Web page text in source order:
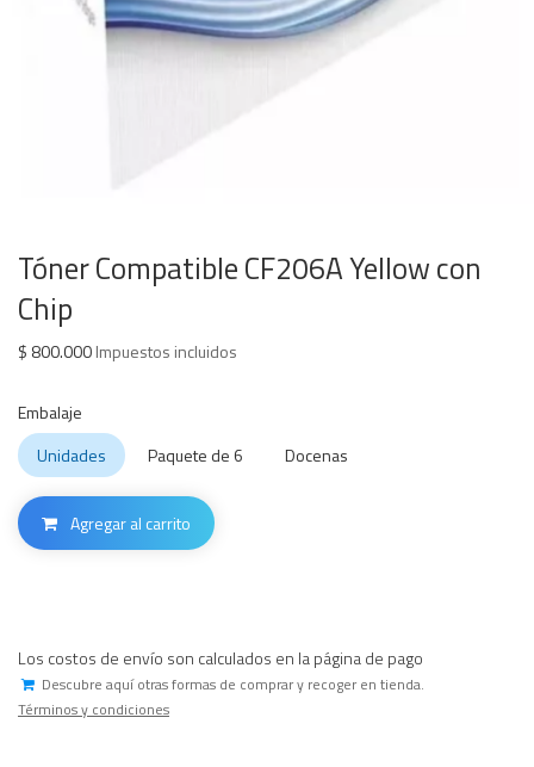
Tóner Compatible CF206A Yellow con
Chip
$ 800.000Impuestos incluidos
Embalaje
Unidades
Paquete de 6 Docenas
Agregar al carrito
Los costos de envío son calculados en la página de pago
Descubre aquí otras formas de comprar y recoger en tienda.
Términos y condiciones